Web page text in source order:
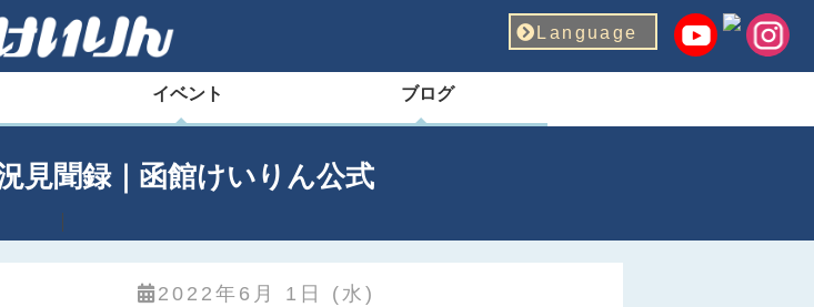
Language
イベント ブログ
見聞録｜函館けいりん公式
2022年6月 1日 (水)